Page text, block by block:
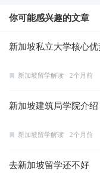
你可能感兴趣的文章
新加坡私立大学核心优
新加坡留学解读 2个月前
新加坡建筑局学院介绍
新加坡留学解读 2个月前
去新加坡留学还不好